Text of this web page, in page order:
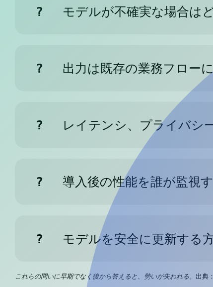
? モデルが不確実な場合は
? 出力は既存の業務フロー
? レイテンシ、プライバシ
? 導入後の性能を誰が監視
? モデルを安全に更新する
これらの問いに早期でなく後から答えると、勢いが失われる。 出典